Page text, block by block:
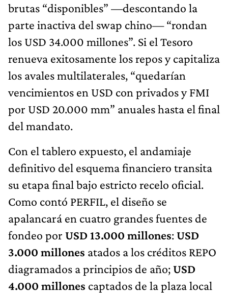
brutas “disponibles” —descontando la
parte inactiva del swap chino— “rondan
los USD 34.000 millones”. Si el Tesoro
renueva exitosamente los repos y capitaliza
los avales multilaterales, “quedarían
vencimientos en USD con privados y FMI
por USD 20.000 mm” anuales hasta el final
del mandato.
Con el tablero expuesto, el andamiaje
definitivo del esquema financiero transita
su etapa final bajo estricto recelo oficial.
Como contó PERFIL, el diseño se
apalancará en cuatro grandes fuentes de
fondeo por USD 13.000 millones:USD
3.000 millones atados a los créditos REPO
diagramados a principios de año;USD
4.000 millones captados de la plaza local